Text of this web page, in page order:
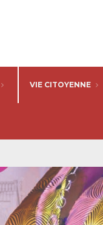
VIE CITOYENNE